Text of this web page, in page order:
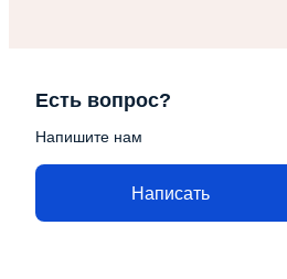
Есть вопрос?
Напишите нам
Написать